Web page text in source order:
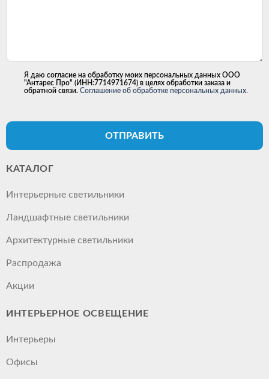
Я даю согласие на обработку моих персональных данных ООО
"Антарес Про" (ИНН:7714971674) в целях обработки заказа и
обратной связи. Соглашение об обработке персональных данных.
ОТПРАВИТЬ
КАТАЛОГ
Интерьерные светильники
Ландшафтные светильники
Архитектурные светильники
Распродажа
Акции
ИНТЕРЬЕРНОЕ ОСВЕЩЕНИЕ
Интерьеры
Офисы